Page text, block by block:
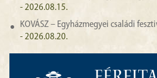
- 2026.08.15.
KOVÁSZ – Egyházmegyei családi
- 2026.08.20.